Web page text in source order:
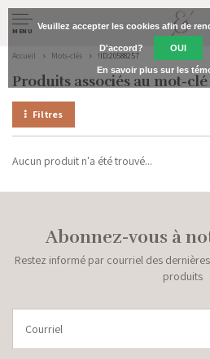
MENU
Accueil Mots-clés !ID:20588257
Produits associés au mot-
Filtres
Aucun produit n'a été trouvé...
Abonnez-vous à
Restez informé par courriel des
produits
Veuillez accepter les cookies afin de
D'accord? OUI
En savoir plus sur les